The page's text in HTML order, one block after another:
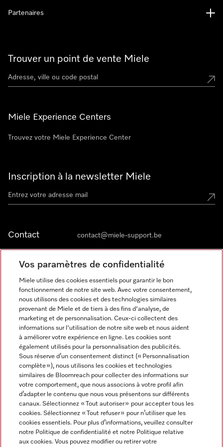
Trouver un point de vente Miele
Miele Experience Centers
Trouvez votre Miele Experience Center
Inscription à la newsletter Miele
Contact contact@miele-support.be
Langue
FRANÇAIS
Partenaires
Informations légales
CGV
Protection des données
Miele sur Facebook
Miele sur Youtube
Miele sur Instagram
Miele sur Pinterest
Vos paramètres de confidentialité
Miele utilise des cookies essentiels pour garantir le bon
fonctionnement de notre site web. Avec votre consentement,
nous utilisons des cookies et des technologies similaires
provenant de Miele et de tiers à des fins d'analyse, de
marketing et de personnalisation. Ceux-ci collectent des
informations sur l'utilisation de notre site web et nous aident
à améliorer votre expérience en ligne. Les cookies sont
également utilisés pour la personnalisation des publicités.
Sous réserve d’un consentement distinct (« Personnalisation
complète »), nous utilisons les cookies et technologies
similaires de Bloomreach pour collecter des informations sur
votre comportement, que nous associons à votre profil afin
d’adapter le contenu que nous vous présentons sur différents
canaux. Sélectionnez « Tout autoriser » pour accepter tous les
cookies. Sélectionnez « Tout refuser » pour n’utiliser que les
cookies essentiels. Pour plus d’informations, veuillez consulter
notre Politique de confidentialité et notre Politique relative
aux cookies. Vous pouvez modifier ou retirer votre